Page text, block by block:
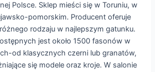
Polsce. Sklep mieści się w Toruniu, w
pomorskim. Producent oferuje
rodzaju w najlepszym gatunku.
jest około 1500 fasonów w
od klasycznych czerni lub granatów,
się modele oraz kroje. W salonie